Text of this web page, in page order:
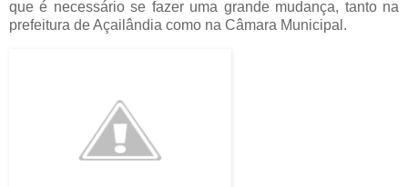
que é necessário se fazer uma grande mudança, tanto na
prefeitura de Açailândia como na Câmara Municipal.